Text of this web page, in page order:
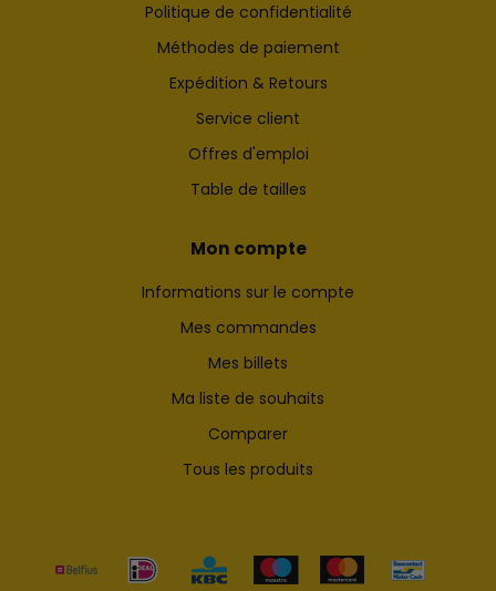
Politique de confidentialité
Méthodes de paiement
Expédition & Retours
Service client
Offres d'emploi
Table de tailles
Mon compte
Informations sur le compte
Mes commandes
Mes billets
Ma liste de souhaits
Comparer
Tous les produits